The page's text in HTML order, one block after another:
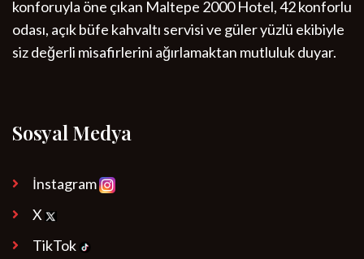
konforuyla öne çıkan Maltepe 2000 Hotel, 42 konforlu
odası, açık büfe kahvaltı servisi ve güler yüzlü ekibiyle
siz değerli misafirlerini ağırlamaktan mutluluk duyar.
Sosyal Medya
İnstagram
X
TikTok